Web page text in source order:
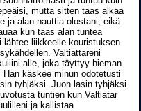
mutta sitten taas alkaa
ja alan nauttia olostani, eikä
kun taas alan tuntea
lähtee liikkeelle kouristuksen
Valtiattareni
alle, joka täyttyy hieman
Hän käskee minun odotetusti
tyhjäksi. Juon lasin tyhjäksi
tuntien kun Valtiatar
ja kallistaa.